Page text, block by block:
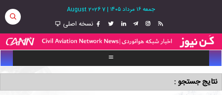
جمعه ۱۶ مرداد ۱۴۰۵ |
7 August 2026
نسخه اصلی
نتایج جستجو :